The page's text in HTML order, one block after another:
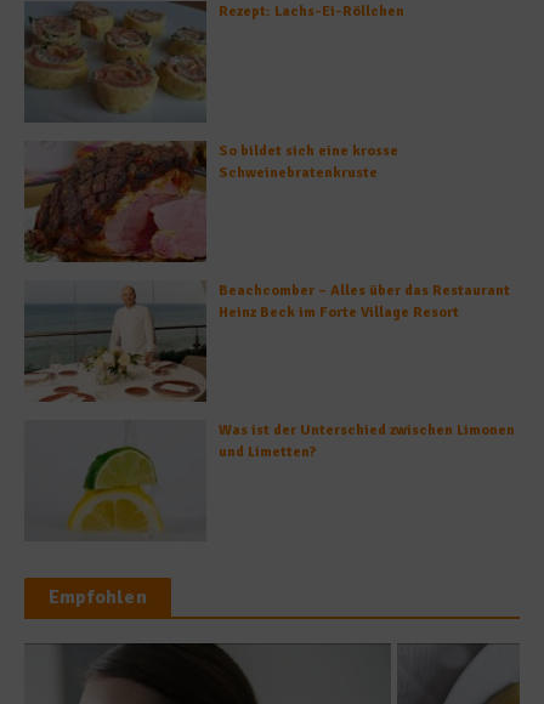
Rezept: Lachs-Ei-Röllchen
So bildet sich eine krosse
Schweinebratenkruste
Beachcomber – Alles über das Restaurant
Heinz Beck im Forte Village Resort
Was ist der Unterschied zwischen Limonen
und Limetten?
Empfohlen
Was isst Deutschland?